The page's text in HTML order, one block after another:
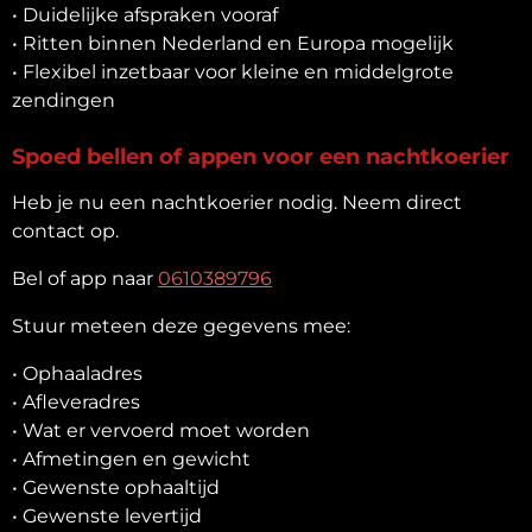
• Duidelijke afspraken vooraf
• Ritten binnen Nederland en Europa mogelijk
• Flexibel inzetbaar voor kleine en middelgrote
zendingen
Spoed bellen of appen voor een nachtkoerier
Heb je nu een nachtkoerier nodig. Neem direct
contact op.
Bel of app naar 0610389796
Stuur meteen deze gegevens mee:
• Ophaaladres
• Afleveradres
• Wat er vervoerd moet worden
• Afmetingen en gewicht
• Gewenste ophaaltijd
• Gewenste levertijd